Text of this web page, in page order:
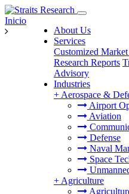
About Us
Services
Customized Market
Research Reports
Advisory
Industries
+ Aerospace &
Airport
Aviation
Defense
Naval
Space
+ Agriculture
Inicio